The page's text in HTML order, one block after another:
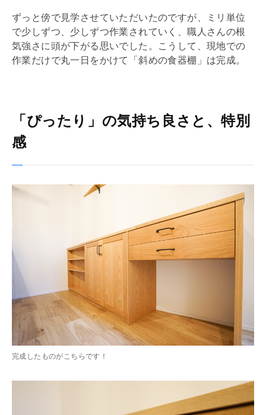
ずっと傍で見学させていただいたのですが、ミリ単位
で少しずつ、少しずつ作業されていく、職人さんの根
気強さに頭が下がる思いでした。こうして、現地での
作業だけで丸一日をかけて「斜めの食器棚」は完成。
「ぴったり」の気持ち良さと、特別
感
完成したものがこちらです！